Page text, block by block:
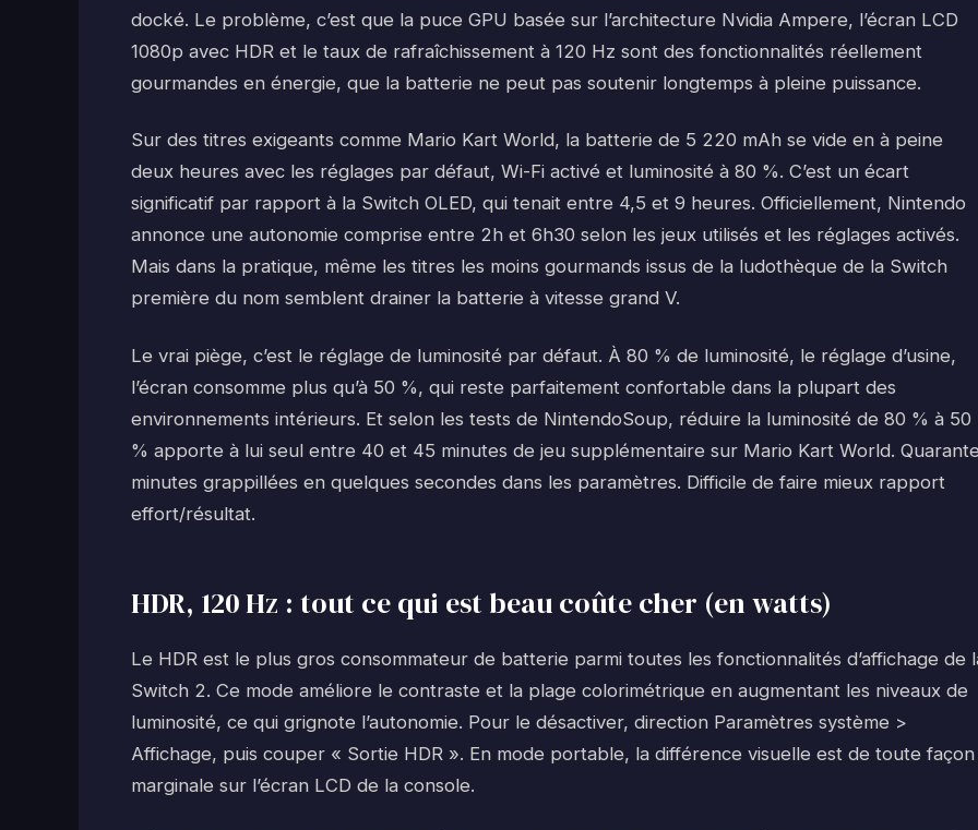
docké. Le problème, c’est que la puce GPU basée sur l’architecture Nvidia Ampere, l’écran LCD
1080p avec HDR et le taux de rafraîchissement à 120 Hz sont des fonctionnalités réellement
gourmandes en énergie, que la batterie ne peut pas soutenir longtemps à pleine puissance.
Sur des titres exigeants comme Mario Kart World, la batterie de 5 220 mAh se vide en à peine
deux heures avec les réglages par défaut, Wi-Fi activé et luminosité à 80 %. C’est un écart
significatif par rapport à la Switch OLED, qui tenait entre 4,5 et 9 heures. Officiellement, Nintendo
annonce une autonomie comprise entre 2h et 6h30 selon les jeux utilisés et les réglages activés.
Mais dans la pratique, même les titres les moins gourmands issus de la ludothèque de la Switch
première du nom semblent drainer la batterie à vitesse grand V.
Le vrai piège, c’est le réglage de luminosité par défaut. À 80 % de luminosité, le réglage d’usine,
l’écran consomme plus qu’à 50 %, qui reste parfaitement confortable dans la plupart des
environnements intérieurs. Et selon les tests de NintendoSoup, réduire la luminosité de 80 % à 50
% apporte à lui seul entre 40 et 45 minutes de jeu supplémentaire sur Mario Kart World.
minutes grappillées en quelques secondes dans les paramètres. Difficile de faire mieux rapport
effort/résultat.
HDR, 120 Hz : tout ce qui est beau coûte cher (en watts)
Le HDR est le plus gros consommateur de batterie parmi toutes les fonctionnalités d’affichage de
Switch 2. Ce mode améliore le contraste et la plage colorimétrique en augmentant les niveaux de
luminosité, ce qui grignote l’autonomie. Pour le désactiver, direction Paramètres système >
Affichage, puis couper « Sortie HDR ». En mode portable, la différence visuelle est de toute façon
marginale sur l’écran LCD de la console.